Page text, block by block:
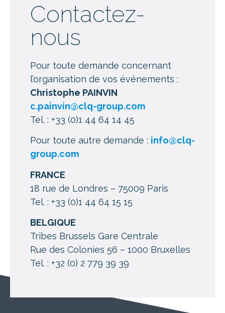
Contactez-
nous
Pour toute demande concernant
l’organisation de vos événements :
Christophe PAINVIN
c.painvin@clq-group.com
Tel. : +33 (0)1 44 64 14 45
Pour toute autre demande : info@clq-
group.com
FRANCE
18 rue de Londres – 75009 Paris
Tel. : +33 (0)1 44 64 15 15
BELGIQUE
Tribes Brussels Gare Centrale
Rue des Colonies 56 – 1000 Bruxelles
Tel. : +32 (0) 2 779 39 39